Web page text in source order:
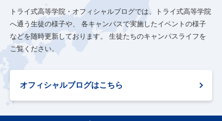
トライ式高等学院・オフィシャルブログでは、トライ式高等学院
へ通う生徒の様子や、
各キャンパスで実施したイベントの様子
などを随時更新しております。
生徒たちのキャンパスライフを
ご覧ください。
オフィシャルブログはこちら